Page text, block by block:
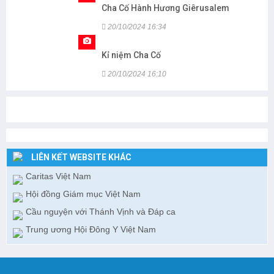
Cha Cố Hành Hương Giêrusalem
20/10/2024 16:34
Kỉ niệm Cha Cố
20/10/2024 16:10
LIÊN KẾT WEBSITE KHÁC
Caritas Việt Nam
Hội đồng Giám mục Việt Nam
Cầu nguyện với Thánh Vịnh và Đáp ca
Trung ương Hội Đông Y Việt Nam